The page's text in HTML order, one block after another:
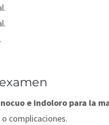
e indoloro para la
complicaciones.